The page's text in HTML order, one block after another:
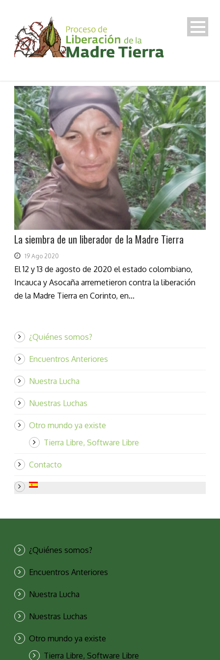
La siembra de un liberador de la Madre Tierra
19 Ago 2020
El 12 y 13 de agosto de 2020 el estado colombiano,
Incauca y Asocaña arremetieron contra la liberación
de la Madre Tierra en Corinto, en...
¿Quiénes somos?
Encuentros Anteriores
Nuestra Lucha
Nuestras Luchas
Otro mundo ya existe
Tierra Libre, Software Libre
Contacto
¿Quiénes somos?
Encuentros Anteriores
Nuestra Lucha
Nuestras Luchas
Otro mundo ya existe
Tierra Libre, Software Libre